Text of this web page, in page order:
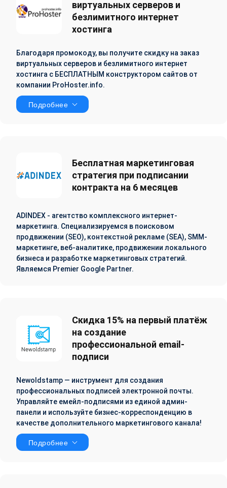
виртуальных серверов и
безлимитного интернет
хостинга
Благодаря промокоду, вы получите скидку на заказ
виртуальных серверов и безлимитного интернет
хостинга с БЕСПЛАТНЫМ конструктором сайтов от
компании ProHoster.info.
Подробнее
Бесплатная маркетинговая
стратегия при подписании
контракта на 6 месяцев
ADINDEX - агентство комплексного интернет-
маркетинга. Cпециализируемся в поисковом
продвижении (SEO), контекстной рекламе (SEA), SMM-
маркетинге, веб-аналитике, продвижении локального
бизнеса и разработке маркетинговых стратегий.
Являемся Premier Google Partner.
Скидка 15% на первый платёж
на создание
профессиональной email-
подписи
Newoldstamp — инструмент для создания
профессиональных подписей электронной почты.
Управляйте емейл-подписями из единой админ-
панели и используйте бизнес-корреспонденцию в
качестве дополнительного маркетингового канала!
Подробнее